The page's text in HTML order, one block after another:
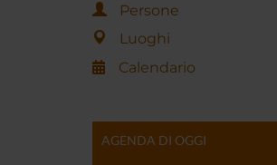
Persone
Luoghi
Calendario
AGENDA DI OGGI